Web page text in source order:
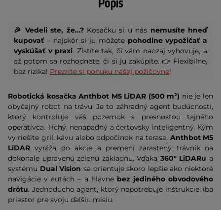
Popis
🎉 Vedeli ste, že…? Kosačku si u nás nemusíte hneď
kupovať – najskôr si ju môžete pohodlne vypožičať a
vyskúšať v praxi. Zistíte tak, či vám naozaj vyhovuje, a
až potom sa rozhodnete, či si ju zakúpite. 👉 Flexibilne,
bez rizika! Prezrite si ponuku našej požičovne!
Robotická kosačka Anthbot M5 LiDAR (500 m²) nie je len
obyčajný robot na trávu. Je to záhradný agent budúcnosti,
ktorý kontroluje váš pozemok s presnosťou tajného
operatívca. Tichý, nenápadný a čertovsky inteligentný. Kým
vy riešite gril, kávu alebo odpočinok na terase, Anthbot M5
LiDAR vyráža do akcie a premení zarastený trávnik na
dokonale upravenú zelenú základňu. Vďaka 360° LiDARu a
systému Dual Vision sa orientuje skoro lepšie ako niektoré
navigácie v autách – a hlavne bez jediného obvodového
drôtu. Jednoducho agent, ktorý nepotrebuje inštrukcie, iba
priestor pre svoju ďalšiu misiu.